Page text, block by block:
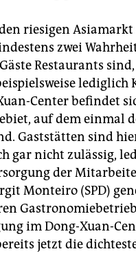
riesigen Asiamarkt
zwei
Restaurants
lediglich
Center befindet
auf dem einmal
Gaststätten sind
gar nicht zulässig,
der
Monteiro (SPD)
im Dong-Xuan-
jetzt die